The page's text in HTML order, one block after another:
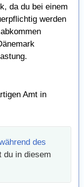
da du bei einem
werden
Amt in
des
du in diesem